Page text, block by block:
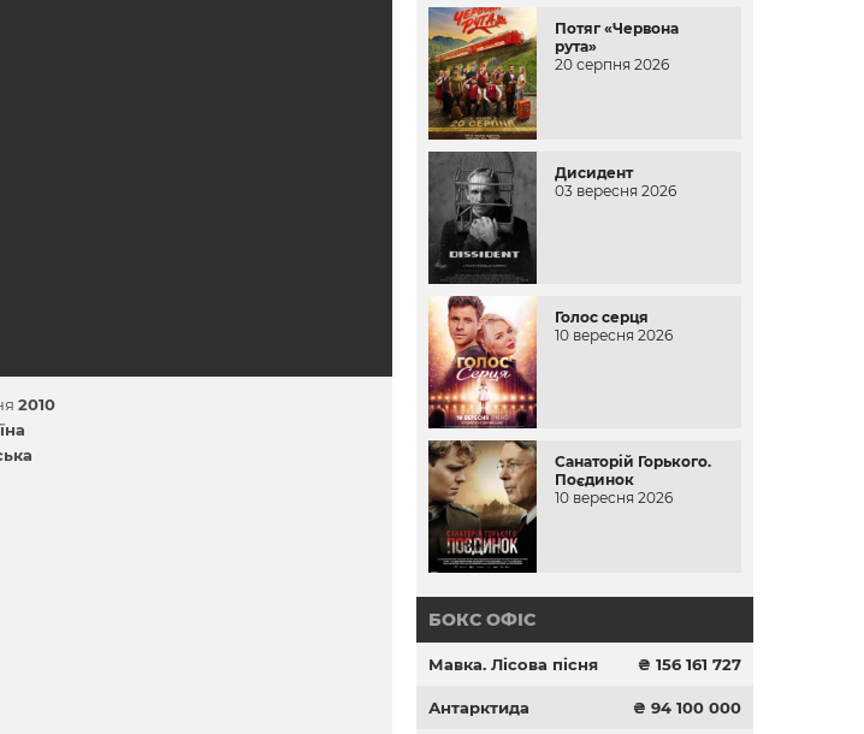
2010
Потяг «Червона
рута»
20 серпня 2026
Дисидент
03 вересня 2026
Голос серця
10 вересня 2026
Санаторій Горького.
Поєдинок
10 вересня 2026
БОКС ОФІС
Мавка. Лісова пісня ₴ 156 161 727
Антарктида ₴ 94 100 000